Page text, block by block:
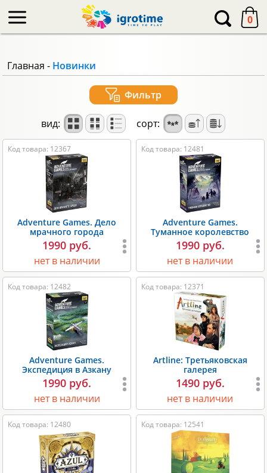
0
Главная - Новинки
Фильтр
вид: сорт:
Код товара: 12367
Adventure Games. Дело
мрачного города
1990 руб.
нет в наличии
Код товара: 12481
Adventure Games.
Туманное королевство
1990 руб.
нет в наличии
Код товара: 12482
Adventure Games.
Экспедиция в Азкану
1990 руб.
нет в наличии
Код товара: 12371
Artline: Третьяковская
галерея
1490 руб.
нет в наличии
Код товара: 12480 Код товара: 12541